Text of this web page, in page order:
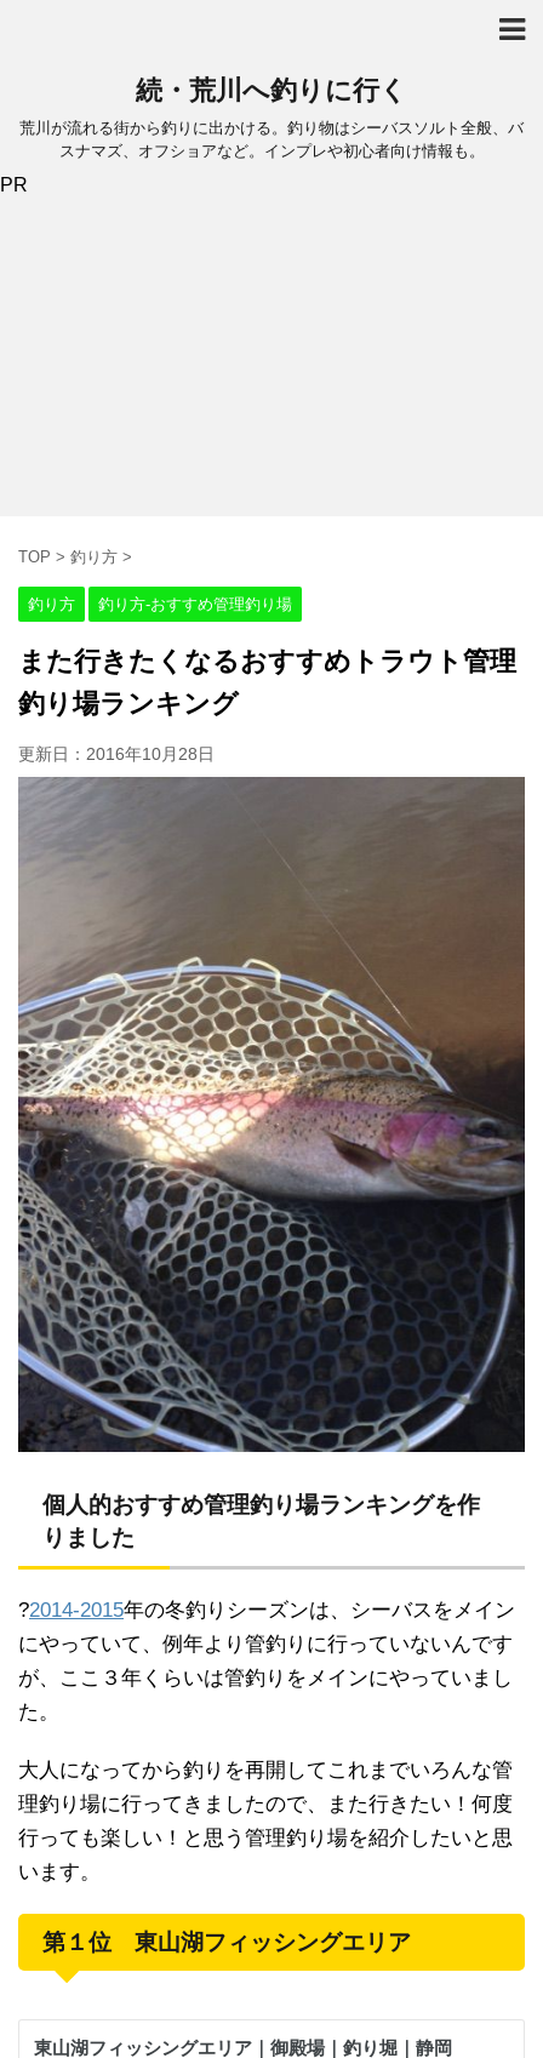
続・荒川へ釣りに行く
荒川が流れる街から釣りに出かける。釣り物はシーバスソルト全般、バ
スナマズ、オフショアなど。インプレや初心者向け情報も。
PR
TOP > 釣り方 >
釣り方 釣り方-おすすめ管理釣り場
また行きたくなるおすすめトラウト管理
釣り場ランキング
更新日： 2016年10月28日
個人的おすすめ管理釣り場ランキングを作
りました
?2014-2015年の冬釣りシーズンは、シーバスをメイン
にやっていて、例年より管釣りに行っていないんです
が、ここ３年くらいは管釣りをメインにやっていまし
た。
大人になってから釣りを再開してこれまでいろんな管
理釣り場に行ってきましたので、また行きたい！何度
行っても楽しい！と思う管理釣り場を紹介したいと思
います。
第１位 東山湖フィッシングエリア